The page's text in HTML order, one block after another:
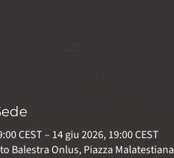
CEST – 14 giu 2026, 19:00 CEST
Balestra Onlus, Piazza